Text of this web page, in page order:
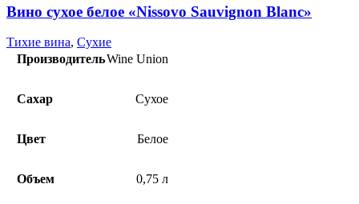
Вино сухое белое «Nissovo Sauvignon Blanc»
Тихие вина, Сухие
ПроизводительWine Union
Сахар Сухое
Цвет Белое
Объем 0,75 л